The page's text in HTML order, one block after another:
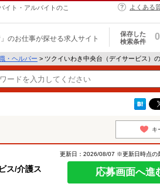
イト・アルバイトのこ
よくある
」のお仕事が探せる求人サイト
保存した
検索条件
0
・ヘルパー > ツクイいわき中央台（デイサービス）
キ
ス/介護ス
更新日：2026/08/07 ※更新日時点の
応募画面へ進